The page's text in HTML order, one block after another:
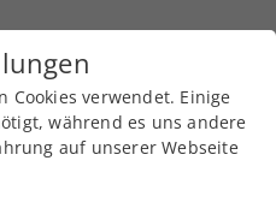
Cookies verwendet. Einige
während es uns andere
auf unserer Webseite